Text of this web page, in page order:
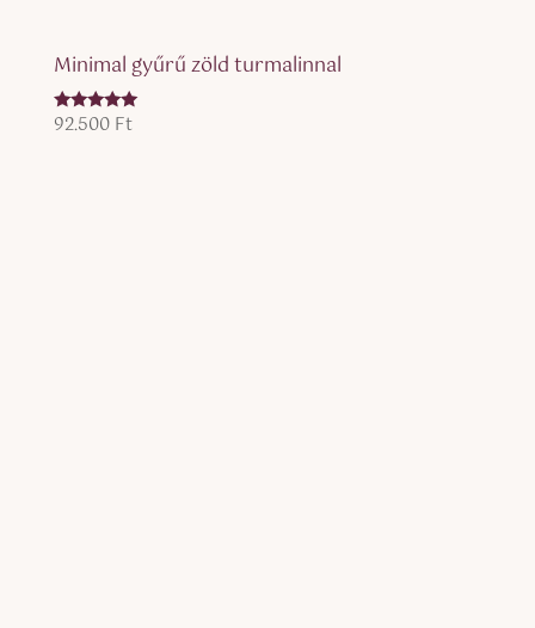
Minimal gyűrű zöld turmalinnal
Értékelés:
92.500 Ft